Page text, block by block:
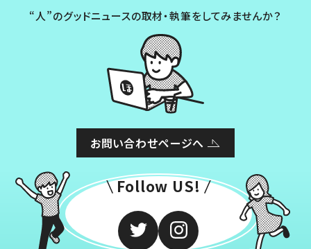
“人”のグッドニュースの取材・執筆をしてみませんか？
お問い合わせページへ
Follow US!